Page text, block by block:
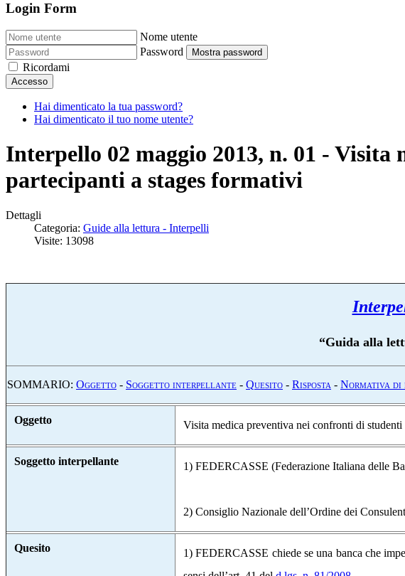
Login Form
Nome utente
Password
Mostra password
Ricordami
Accesso
Hai dimenticato la tua password?
Hai dimenticato il tuo nome utente?
Interpello 02 maggio 2013, n. 01 -
partecipanti a stages formativi
Dettagli
Categoria: Guide alla lettura - Interpelli
Visite: 13098
“Guida alla
SOMMARIO: Oggetto - Soggetto interpellante - Quesito - Risposta - Normativa
Oggetto Visita medica preventiva nei confronti di
Soggetto interpellante 1) FEDERCASSE (Federazione Italiana delle
2) Consiglio Nazionale dell’Ordine dei
Quesito
1) FEDERCASSE chiede se una banca che